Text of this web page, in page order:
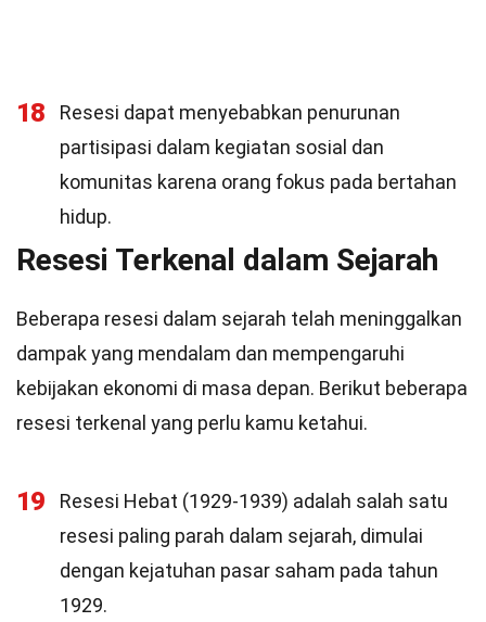
18
Resesi dapat menyebabkan penurunan
partisipasi dalam kegiatan sosial dan
komunitas karena orang fokus pada bertahan
hidup.
Resesi Terkenal dalam Sejarah
Beberapa resesi dalam sejarah telah meninggalkan
dampak yang mendalam dan mempengaruhi
kebijakan ekonomi di masa depan. Berikut beberapa
resesi terkenal yang perlu kamu ketahui.
19
Resesi Hebat (1929-1939) adalah salah satu
resesi paling parah dalam sejarah, dimulai
dengan kejatuhan pasar saham pada tahun
1929.